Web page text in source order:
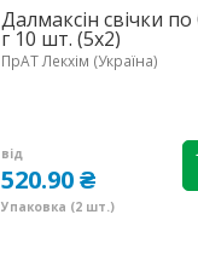
Далмаксін свічки по
г 10 шт. (5х2)
ПрАТ Лекхім (Україна)
від
520.90 ₴
Упаковка (2 шт.)